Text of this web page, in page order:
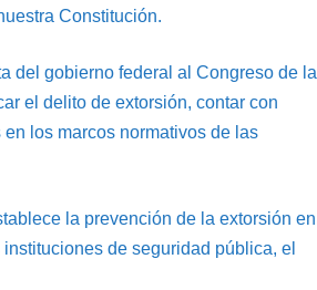
Constitución.
del gobierno federal al Congreso de la
el delito de extorsión, contar con
los marcos normativos de las
la prevención de la extorsión en
de seguridad pública, el